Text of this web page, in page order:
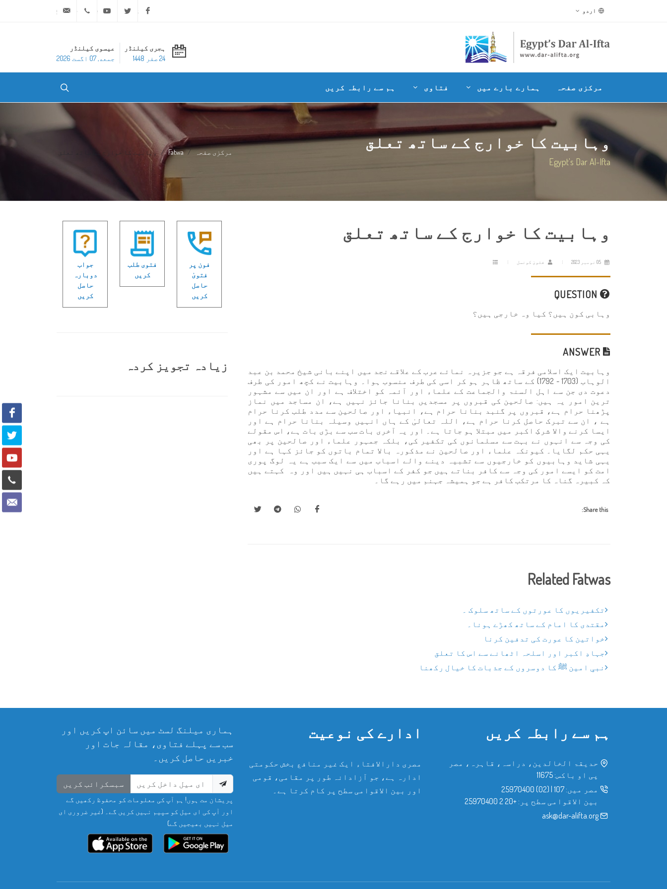
اردو Facebook
Twitter
Youtube
ہجری کیلنڈر
24 صفر 1448
عیسوی کیلنڈر
جمعه, 07 اگست 2026
مرکزی صفحہ ہمارے بارے میں فتاوی ہم سے رابطہ کریں
وہابیت کا خوارج کے ساتھ تعلق
Egypt's Dar Al-Ifta
مرکزی صفحہ Fatwa وہابیت کا خوارج کے ساتھ تعلق
وہابیت کا خوارج کے ساتھ تعلق
فتویٰ کونسل
وہابی کون ہیں؟ کیا وہ خارجی ہیں؟
وہابیت ایک اسلامی فرقہ ہے جو جزیرہ نمائے عرب کے علاقے نجد میں اپنے بانی شیخ محمد بن عبد
الوہاب (1703 - 1792) کے ساتھ ظاہر ہو کر اسی کی طرف منسوب ہوا۔ وہابیت نے کچھ امور کی طرف
دعوت دی جن سے اہل السنۃ والجماعت کے علماء اور آئمہ کو اختلاف ہے اور ان میں سے مشہور
ترین امور یہ ہیں: صالحین کی قبروں پر مسجدیں بنانا جائز نہیں ہے، ان مساجد میں نماز
پڑھنا حرام ہے، قبروں پر گنبد بنانا حرام ہے، انبیاء اور صالحین سے مدد طلب کرنا حرام
ہے ، ان سے تبرک حاصل کرنا حرام ہے، اللہ تعالیٰ کے ہاں انہیں وسیلہ بنانا حرام ہے اور
ایسا کرنے والا شرکِ اکبر میں مبتلا ہو جاتا ہے۔ اور یہ آخری بات سب سے بڑی بات ہے، اس مقولے
کی وجہ سے انہوں نے بہت سے مسلمانوں کی تکفیر کی، بلکہ جمہور علماء اور صالحین پر بھی
یہی حکم لگایا۔ کیونکہ علماء اور صالحین نے مذکورہ بالا تمام باتوں کو جائز کہا ہے اور
یہی شاید وہابیوں کو خارجیوں سے تشبیہ دینے والے اسباب میں سے ایک سبب ہے یہ لوگ پوری
امت کو ایسے امور کی وجہ سے کافر بناتے ہیں جو کفر کے اسباب ہی نہیں ہیں اور وہ کہتے ہیں
کہ کبیرہ گناہ کا مرتکب کافر ہے جو ہمیشہ جہنم میں رہے گا۔
Share this:
Related Fatwas
تکفیریوں کا عورتوں کے ساتھ سلوک ۔
مقتدی کا امام کے ساتھ کھڑے ہونا۔
خواتین کا عورت کی تدفین کرنا
جہادِ اکبر اور اسلحہ اٹھانے سے اس کا تعلق
نبیِ امین ﷺ کا دوسروں کے جذبات کا خیال رکھنا
فون پر
فتویٰ
حاصل
کریں
فتوی طلب
کریں
جواب
دوبارہ
حاصل
کریں
زیادہ تجویز کردہ
ہم سے رابطہ کریں
حدیقۃ الخالدین، دراسہ، قاہرہ، مصر
پی او باکس: 11675
مصر میں: 107
(02) 25970400
بین الاقوامی سطح پر: +20 2 25970400
ask@dar-alifta.org
ادارے کی نوعیت
مصری دارالافتاء ایک غیر منافع بخش حکومتی
ادارہ ہے، جو آزادانہ طور پر مقامی، قومی
اور بین الاقوامی سطح پر کام کرتا ہے۔
ہماری میلنگ لسٹ میں سائن اپ کریں اور
سب سے پہلے فتاوی، مقالہ جات اور
خبریں حاصل کریں۔
سبسکرائب کریں
پریشان مت ہوں! ہم آپ کی معلومات کو محفوظ رکھیں گے
اور آپ کی ای میل کو سپیم نہیں کریں گے۔ (غیر ضروری ای
میل نہیں بھیجیں گے)